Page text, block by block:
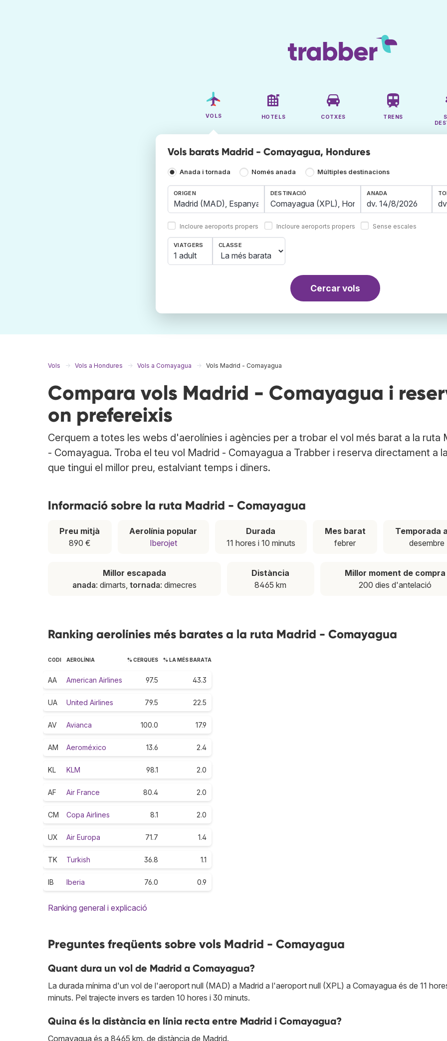
VOLS HOTELS COTXES TRENS
Vols barats Madrid - Comayagua, Hondures
Anada i tornada Només anada Múltiples destinacions
ORIGEN
Incloure aeroports propers
DESTINACIÓ
Incloure aeroports propers
ANADA
Sense escales
VIATGERS
1 adult
CLASSE
Cercar vols
Vols Vols a Hondures Vols a Comayagua Vols Madrid - Comayagua
Compara vols Madrid - Comayagua i
on prefereixis
Cerquem a totes les webs d'aerolínies i agències per a trobar el vol més barat a la ruta
- Comayagua. Troba el teu vol Madrid - Comayagua a Trabber i reserva directament a
que tingui el millor preu, estalviant temps i diners.
Informació sobre la ruta Madrid - Comayagua
Preu mitjà
890 €
Aerolínia popular
Iberojet
Durada
11 hores i 10 minuts
Mes barat
febrer
Temporada
desembre
Millor escapada
anada: dimarts,tornada: dimecres
Distància
8465 km
Millor moment de compra
200 dies d'antelació
Ranking aerolínies més barates a la ruta Madrid - Comayagua
CODI AEROLÍNIA % CERQUES % LA MÉS BARATA
AA American Airlines 97.5 43.3
UA United Airlines 79.5 22.5
AV Avianca 100.0 17.9
AM Aeroméxico 13.6 2.4
KL KLM 98.1 2.0
AF Air France 80.4 2.0
CM Copa Airlines 8.1 2.0
UX Air Europa 71.7 1.4
TK Turkish 36.8 1.1
IB Iberia 76.0 0.9
Ranking general i explicació
Preguntes freqüents sobre vols Madrid - Comayagua
Quant dura un vol de Madrid a Comayagua?
La durada mínima d'un vol de l'aeroport null (MAD) a Madrid a l'aeroport null (XPL) a Comayagua és de 11
minuts. Pel trajecte invers es tarden 10 hores i 30 minuts.
Quina és la distància en línia recta entre Madrid i Comayagua?
Comayagua és a 8465 km. de distància de Madrid.